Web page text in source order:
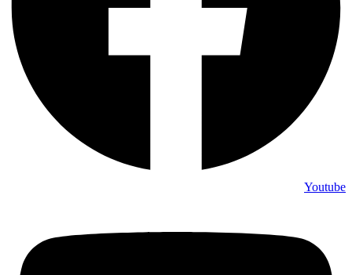
Youtube